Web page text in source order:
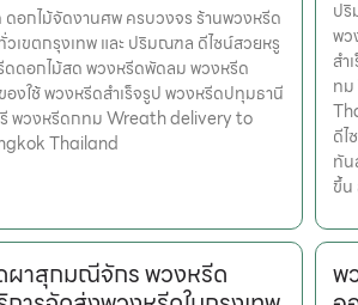
ดอกไม้จัดงานศพ ครบวงจร ร้านพวงหรีด
เขตกรุงเทพ และ ปริมณฑล ดีไซน์สวยหรู
ดดอกไม้สด พวงหรีดพัดลม พวงหรีด
งใช้ พวงหรีดสำเร็จรูป พวงหรีดปทุมธานี
พวงหรีดกทม Wreath delivery to
Thailand
ปริ
พว
สำ
ท
ดีไ
ทัน
ขึ้น
ผาสุกมณีจักร พวงหรีด พ